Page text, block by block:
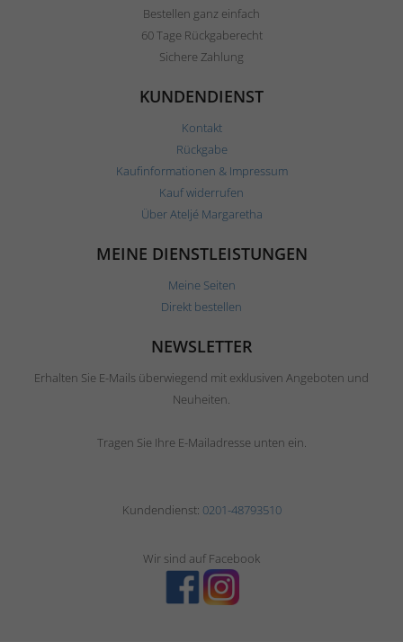
Bestellen ganz einfach
60 Tage Rückgaberecht
Sichere Zahlung
KUNDENDIENST
Kontakt
Rückgabe
Kaufinformationen & Impressum
Kauf widerrufen
Über Ateljé Margaretha
MEINE DIENSTLEISTUNGEN
Meine Seiten
Direkt bestellen
NEWSLETTER
Erhalten Sie E-Mails überwiegend mit exklusiven Angeboten und
Neuheiten.
Tragen Sie Ihre E-Mailadresse unten ein.
Kundendienst: 0201-48793510
Wir sind auf Facebook